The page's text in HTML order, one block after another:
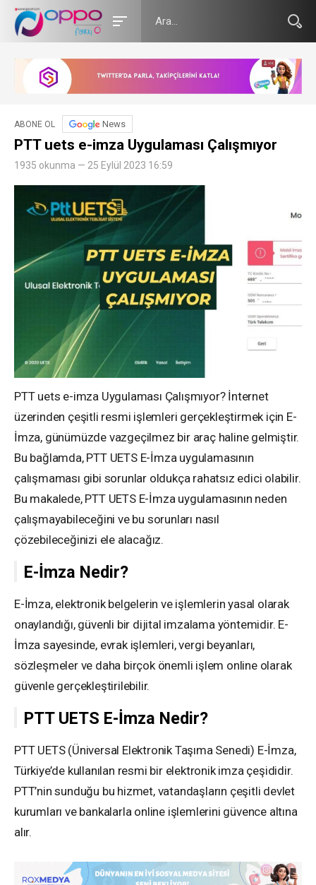
ABONE OL News
PTT uets e-imza Uygulaması Çalışmıyor
1935 okunma — 25 Eylül 2023 16:59
PTT uets e-imza Uygulaması Çalışmıyor? İnternet
üzerinden çeşitli resmi işlemleri gerçekleştirmek için E-
İmza, günümüzde vazgeçilmez bir araç haline gelmiştir.
Bu bağlamda, PTT UETS E-İmza uygulamasının
çalışmaması gibi sorunlar oldukça rahatsız edici olabilir.
Bu makalede, PTT UETS E-İmza uygulamasının neden
çalışmayabileceğini ve bu sorunları nasıl
çözebileceğinizi ele alacağız.
E-İmza Nedir?
E-İmza, elektronik belgelerin ve işlemlerin yasal olarak
onaylandığı, güvenli bir dijital imzalama yöntemidir. E-
İmza sayesinde, evrak işlemleri, vergi beyanları,
sözleşmeler ve daha birçok önemli işlem online olarak
güvenle gerçekleştirilebilir.
PTT UETS E-İmza Nedir?
PTT UETS (Üniversal Elektronik Taşıma Senedi) E-İmza,
Türkiye’de kullanılan resmi bir elektronik imza çeşididir.
PTT’nin sunduğu bu hizmet, vatandaşların çeşitli devlet
kurumları ve bankalarla online işlemlerini güvence altına
alır.